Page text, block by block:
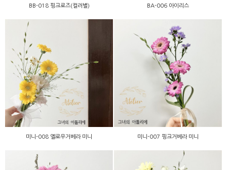
BB-018 핑크로즈(컬러별) BA-006 아이리스
미니-008 옐로우거베라 미
니
미니-008 옐로우거베라 미니
미니-007 핑크거베라 미니
미니-007 핑크거베라 미니